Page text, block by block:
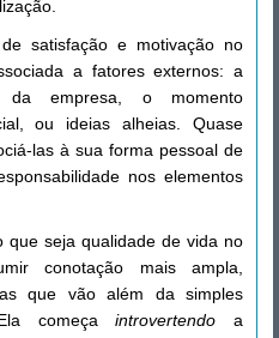
satisfação e motivação no
a fatores externos: a
da empresa, o momento
ou ideias alheias. Quase
las à sua forma pessoal de
nos elementos
que seja qualidade de vida no
conotação mais ampla,
que vão além da simples
começaintrovertendo a